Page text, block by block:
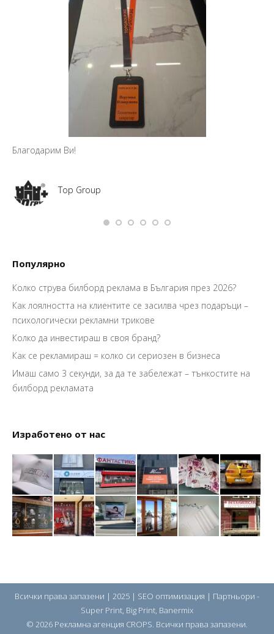
Благодарим Ви!
Top Group
Популярно
Колко струва билборд реклама в България през 2026?
Как лоялността на клиентите се засилва чрез подаръци –
психологически рекламни трикове
Колко да инвестираш в своя бранд?
Как се рекламираш = колко си сериозен в бизнеса
Имаш само 3 секунди, за да те забележат – тънкостите на
билборд рекламата
Изработено от нас
Всички права запазени | 2025 | SEO оптимизация | Партньори -
Super Print, Big Print, Banermix
© 2026 Рекламна агенция CROPS. Всички права запазени.